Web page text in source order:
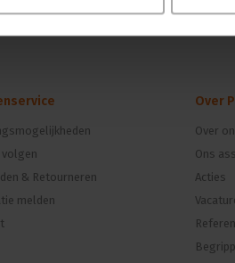
volgen
& Retourneren
melden
Over
Over
Ons
Acties